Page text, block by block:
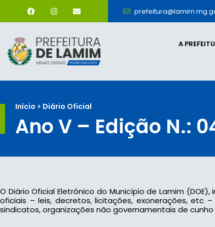
A
Início > Diário Oficial
Ano V – Edição N.:
O Diário Oficial Eletrônico do Município de Lamim
oficiais – leis, decretos, licitações, exonerações, etc
sindicatos, organizações não governamentais de